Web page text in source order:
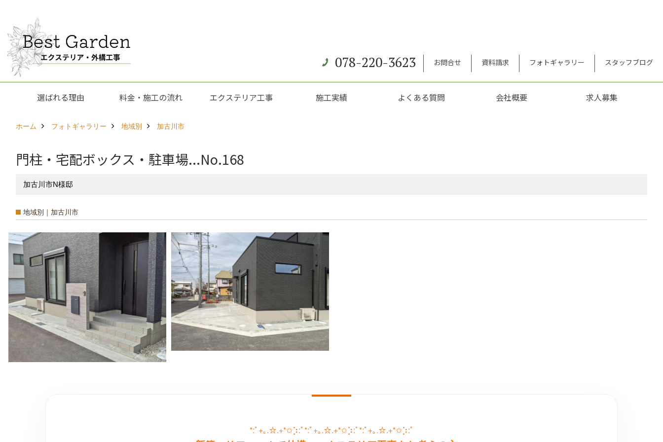
078-220-3623 お問合せ 資料請求 フォトギャラリー スタッフブログ
選ばれる理由 料金・施工の流れ エクステリア工事 施工実績 よくある質問 会社概要 求人募集
ホーム フォトギャラリー 地域別 加古川市
門柱・宅配ボックス・駐車場...No.168
加古川市N様邸
地域別｜加古川市
*:ﾟ+｡.☆.+*✩⡱:ﾟ*:ﾟ+｡.☆.+*✩⡱:ﾟ*:ﾟ+｡.☆.+*✩⡱:ﾟ